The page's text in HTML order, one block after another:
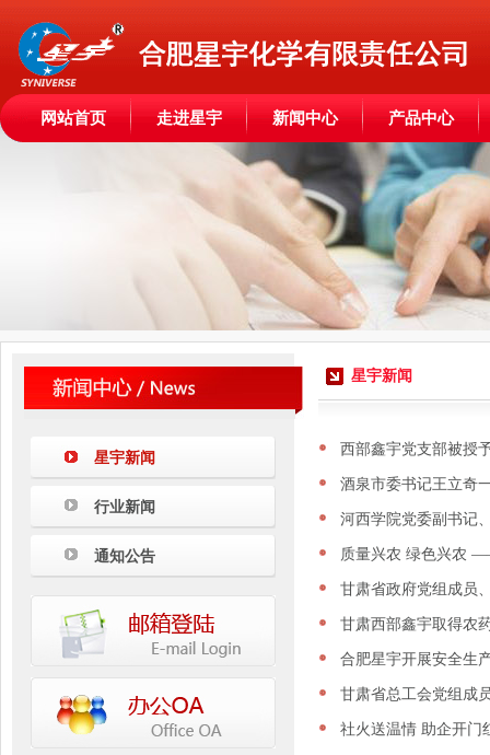
网站首页 走进星宇 新闻中心 产品中心
星宇新闻
行业新闻
通知公告
星宇新闻
西部鑫宇党支部被授
酒泉市委书记王立奇
河西学院党委副书记
质量兴农 绿色兴农
甘肃省政府党组成员
甘肃西部鑫宇取得农
合肥星宇开展安全生
甘肃省总工会党组成
社火送温情 助企开门